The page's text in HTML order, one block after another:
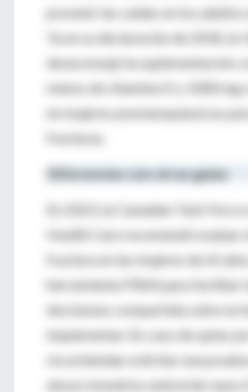
prevenir las caídas en los adultos
Ya en su declaración de 2018, la
desaconsejó la suplementación
menos de vitamina D y 1000 mg
en mujeres posmenopáusicas
fracturas.
Diferencias con otras guías
En 2023, la Canadian Task
Health Care recomendó evaluar
fractura en las mujeres de 65
herramienta FRAX para facilitar
decisiones compartida sobre la
implementar. En caso de optar
recomiendan solicitar una
absorciometría central de rayos